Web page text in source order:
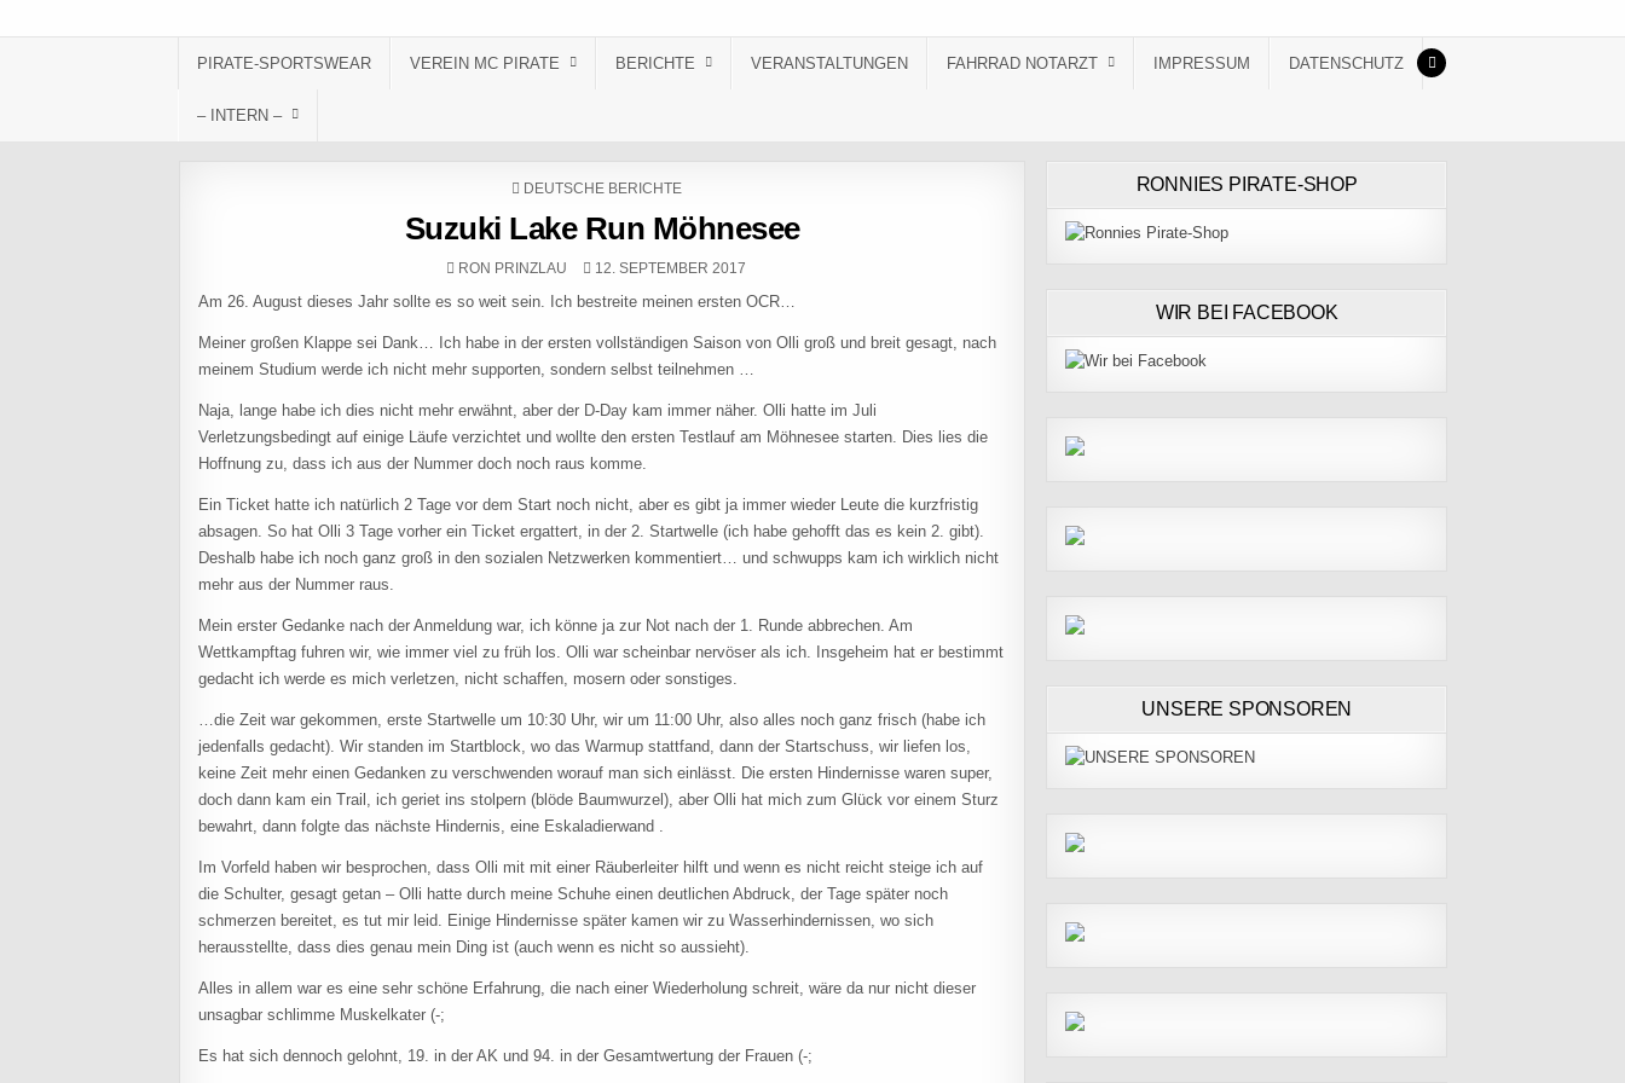
PIRATE-SPORTSWEAR VEREIN MC PIRATE BERICHTE VERANSTALTUNGEN FAHRRAD NOTARZT IMPRESSUM DATENSCHUTZ
– INTERN –
POSTED IN
DEUTSCHE BERICHTE
Suzuki Lake Run Möhnesee
AUTHOR:
RON PRINZLAU PUBLISHED DATE:
12. SEPTEMBER 2017
Am 26. August dieses Jahr sollte es so weit sein. Ich bestreite meinen ersten OCR…
Meiner großen Klappe sei Dank… Ich habe in der ersten vollständigen Saison von Olli groß und breit gesagt, nach
meinem Studium werde ich nicht mehr supporten, sondern selbst teilnehmen …
Naja, lange habe ich dies nicht mehr erwähnt, aber der D-Day kam immer näher. Olli hatte im Juli
Verletzungsbedingt auf einige Läufe verzichtet und wollte den ersten Testlauf am Möhnesee starten. Dies lies die
Hoffnung zu, dass ich aus der Nummer doch noch raus komme.
Ein Ticket hatte ich natürlich 2 Tage vor dem Start noch nicht, aber es gibt ja immer wieder Leute die kurzfristig
absagen. So hat Olli 3 Tage vorher ein Ticket ergattert, in der 2. Startwelle (ich habe gehofft das es kein 2. gibt).
Deshalb habe ich noch ganz groß in den sozialen Netzwerken kommentiert… und schwupps kam ich wirklich nicht
mehr aus der Nummer raus.
Mein erster Gedanke nach der Anmeldung war, ich könne ja zur Not nach der 1. Runde abbrechen. Am
Wettkampftag fuhren wir, wie immer viel zu früh los. Olli war scheinbar nervöser als ich. Insgeheim hat er bestimmt
gedacht ich werde es mich verletzen, nicht schaffen, mosern oder sonstiges.
…die Zeit war gekommen, erste Startwelle um 10:30 Uhr, wir um 11:00 Uhr, also alles noch ganz frisch (habe ich
jedenfalls gedacht). Wir standen im Startblock, wo das Warmup stattfand, dann der Startschuss, wir liefen los,
keine Zeit mehr einen Gedanken zu verschwenden worauf man sich einlässt. Die ersten Hindernisse waren super,
doch dann kam ein Trail, ich geriet ins stolpern (blöde Baumwurzel), aber Olli hat mich zum Glück vor einem Sturz
bewahrt, dann folgte das nächste Hindernis, eine Eskaladierwand .
Im Vorfeld haben wir besprochen, dass Olli mit mit einer Räuberleiter hilft und wenn es nicht reicht steige ich auf
die Schulter, gesagt getan – Olli hatte durch meine Schuhe einen deutlichen Abdruck, der Tage später noch
schmerzen bereitet, es tut mir leid. Einige Hindernisse später kamen wir zu Wasserhindernissen, wo sich
herausstellte, dass dies genau mein Ding ist (auch wenn es nicht so aussieht).
Alles in allem war es eine sehr schöne Erfahrung, die nach einer Wiederholung schreit, wäre da nur nicht dieser
unsagbar schlimme Muskelkater (-;
Es hat sich dennoch gelohnt, 19. in der AK und 94. in der Gesamtwertung der Frauen (-;
RONNIES PIRATE-SHOP
WIR BEI FACEBOOK
UNSERE SPONSOREN